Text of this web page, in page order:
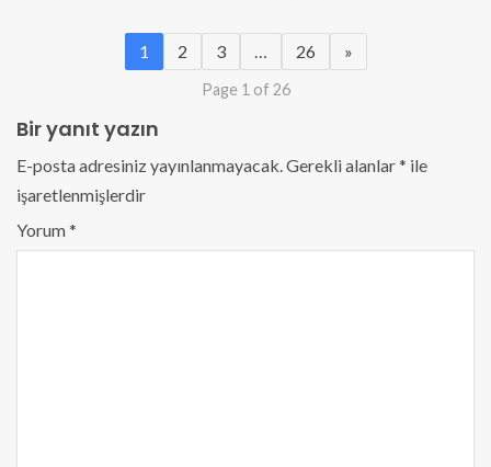
1 2 3 26 »
Page 1 of 26
Bir yanıt yazın
E-posta adresiniz yayınlanmayacak. Gerekli alanlar* ile
işaretlenmişlerdir
Yorum*